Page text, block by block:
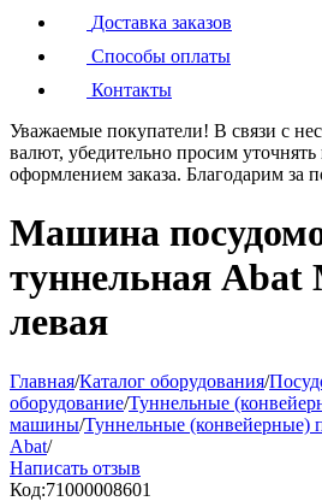
Доставка заказов
Способы оплаты
Контакты
Уважаемые покупатели! В связи с
валют, убедительно просим
оформлением заказа. Благодарим за
Машина
туннельная
левая
Главная/Каталог оборудования/
оборудование/Туннельные
машины/Туннельные
Abat/
Написать отзыв
Код:71000008601